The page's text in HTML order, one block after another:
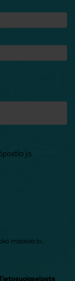
ja
maassa lo.
Tietosuojaseloste